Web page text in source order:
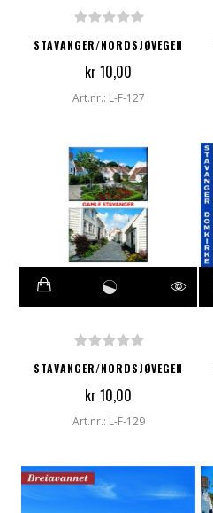
STAVANGER/NORDSJØVEGEN
kr 10,00
Art.nr.: L-F-127
STAVANGER/NORDSJØVEGEN
kr 10,00
Art.nr.: L-F-129